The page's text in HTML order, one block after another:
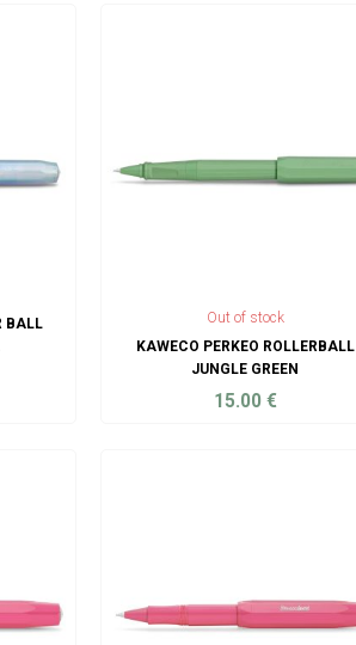
BALL
Out of stock
KAWECO PERKEO ROLLERBALL
JUNGLE GREEN
15.00 €